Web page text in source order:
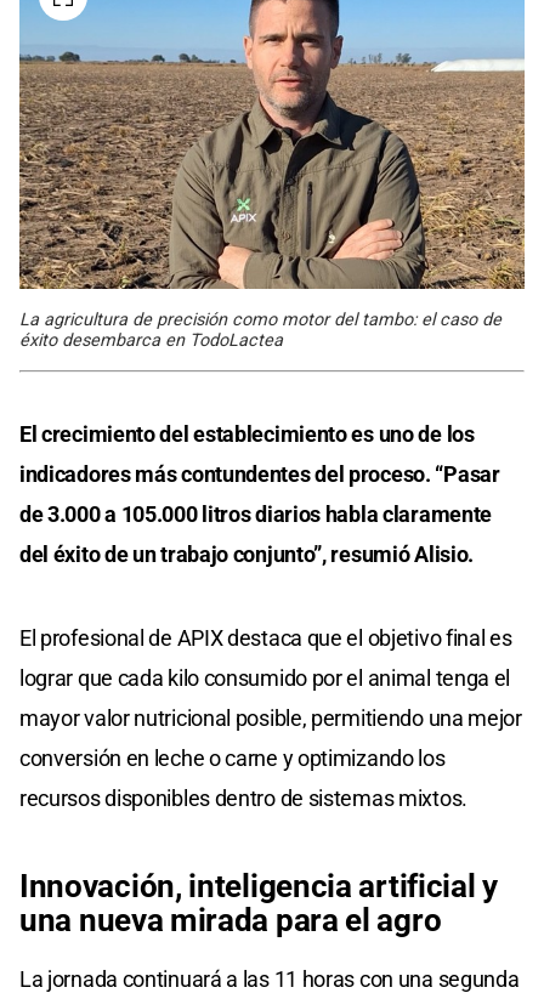
La agricultura de precisión como motor del tambo: el caso de
éxito desembarca en TodoLactea
El crecimiento del establecimiento es uno de los
indicadores más contundentes del proceso. “Pasar
de 3.000 a 105.000 litros diarios habla claramente
del éxito de un trabajo conjunto”, resumió Alisio.
El profesional de APIX destaca que el objetivo final es
lograr que cada kilo consumido por el animal tenga el
mayor valor nutricional posible, permitiendo una mejor
conversión en leche o carne y optimizando los
recursos disponibles dentro de sistemas mixtos.
Innovación, inteligencia artificial y
una nueva mirada para el agro
La jornada continuará a las 11 horas con una segunda